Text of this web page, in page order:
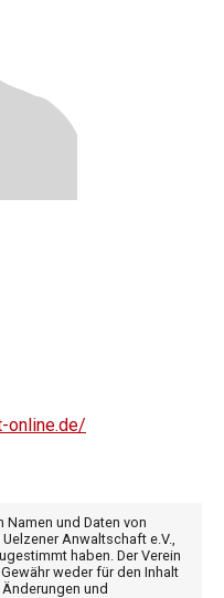
online.de/
und Daten von
Anwaltschaft e.V.,
haben. Der Verein
weder für den Inhalt
und